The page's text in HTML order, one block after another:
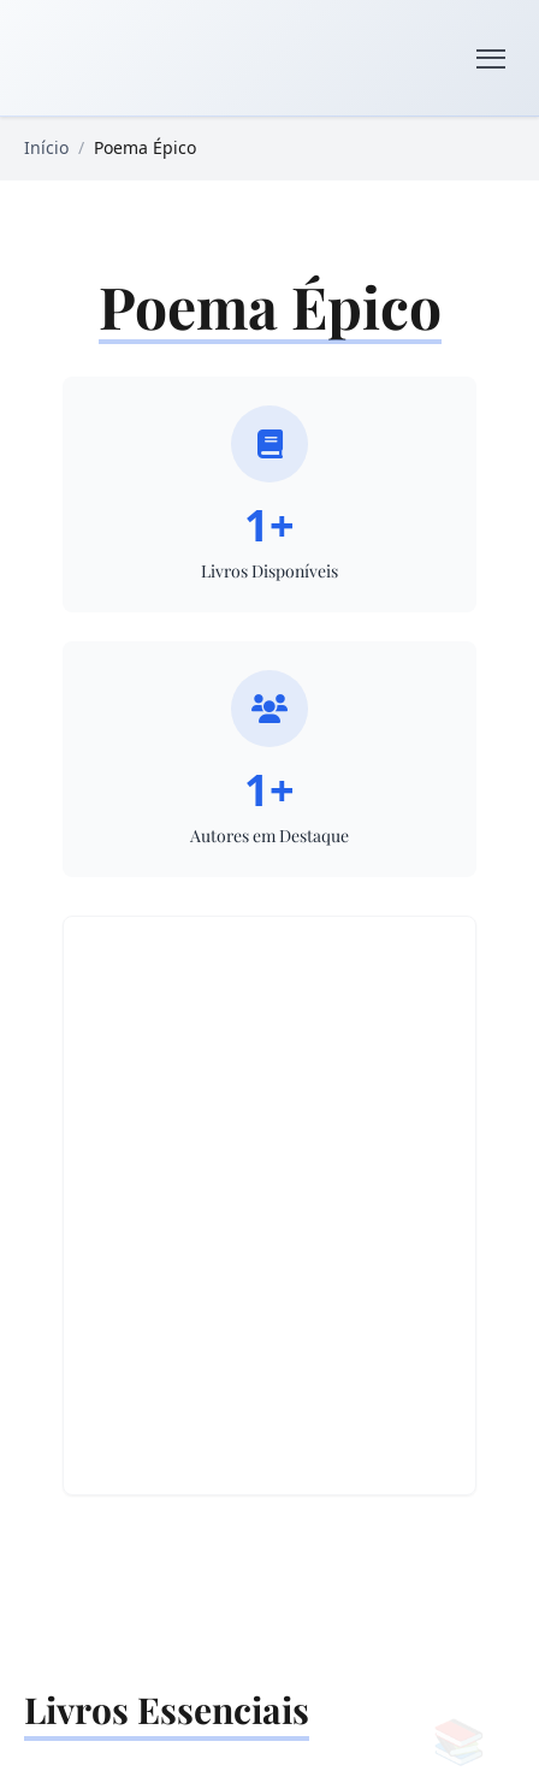
Início / Poema Épico
Poema Épico
1+
Livros Disponíveis
1+
Autores em Destaque
📚
Livros Essenciais